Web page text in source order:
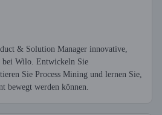
& Solution Manager innovative,
bei Wilo. Entwickeln Sie
Sie Process Mining und lernen Sie,
bewegt werden können.